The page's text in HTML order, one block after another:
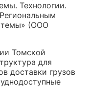
Технологии.
(ООО
Томской
для
доставки грузов